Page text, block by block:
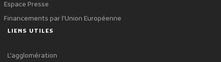
Espace Presse
Financements par l'Union Européenne
LIENS UTILES
L'agglomération